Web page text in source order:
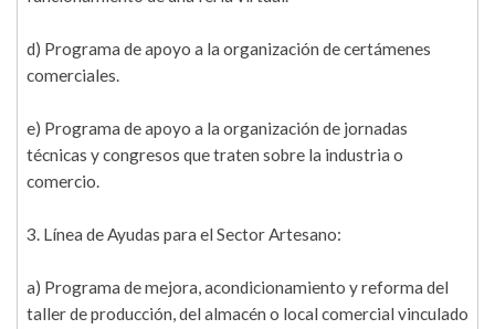
d) Programa de apoyo a la organización de certámenes
comerciales.
e) Programa de apoyo a la organización de jornadas
técnicas y congresos que traten sobre la industria o
comercio.
3. Línea de Ayudas para el Sector Artesano:
a) Programa de mejora, acondicionamiento y reforma del
taller de producción, del almacén o local comercial vinculado